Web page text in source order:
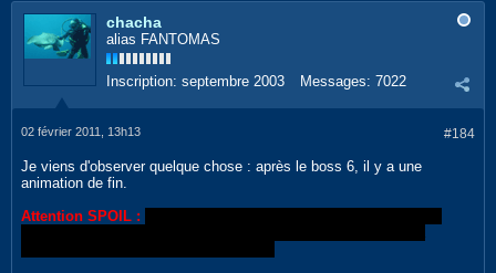
chacha
alias FANTOMAS
Inscription: septembre 2003 Messages: 7022
#184
02 février 2011, 13h13
Je viens d'observer quelque chose : après le boss 6, il y a une
animation de fin.
Attention SPOIL :